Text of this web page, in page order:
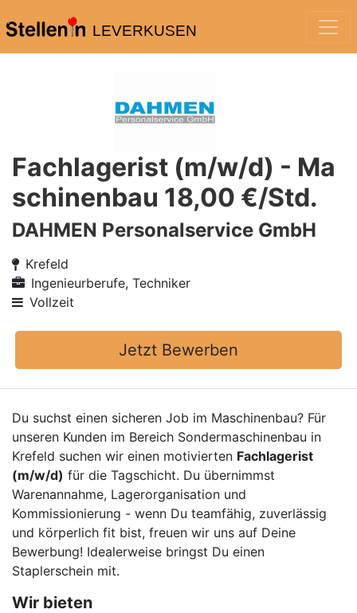
LEVERKUSEN
Fachlagerist (m/w/d) - Ma
schinenbau 18,00 €/Std.
DAHMEN Personalservice GmbH
Krefeld
Ingenieurberufe, Techniker
Vollzeit
Jetzt Bewerben
Du suchst einen sicheren Job im Maschinenbau? Für
unseren Kunden im Bereich Sondermaschinenbau in
Krefeld suchen wir einen motivierten Fachlagerist
(m/w/d) für die Tagschicht. Du übernimmst
Warenannahme, Lagerorganisation und
Kommissionierung - wenn Du teamfähig, zuverlässig
und körperlich fit bist, freuen wir uns auf Deine
Bewerbung! Idealerweise bringst Du einen
Staplerschein mit.
Wir bieten